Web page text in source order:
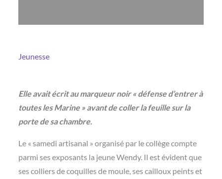
Jeunesse
Elle avait écrit au marqueur noir « défense d’entrer à
toutes les Marine » avant de coller la feuille sur la
porte de sa chambre.
Le « samedi artisanal » organisé par le collège compte
parmi ses exposants la jeune Wendy. Il est évident que
ses colliers de coquilles de moule, ses cailloux peints et